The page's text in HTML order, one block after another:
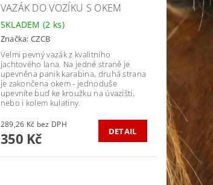
VAZÁK DO VOZÍKU S OKEM
SKLADEM(2 ks)
Značka:CZCB
Velmi pevný vazák z kvalitního
jachtového lana. Na jedné straně je
upevněna panik karabina, druhá strana
je zakončena okem - jednoduše
upevníte buď ke kroužku na úvazišti,
nebo i kolem kulatiny.
289,26 Kč bez DPH
350 Kč DETAIL